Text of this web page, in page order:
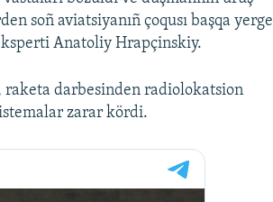
soñ aviatsiyanıñ çoqusı başqa yerge
Anatoliy Hrapçinskiy.
darbesinden radiolokatsion
zarar kördi.